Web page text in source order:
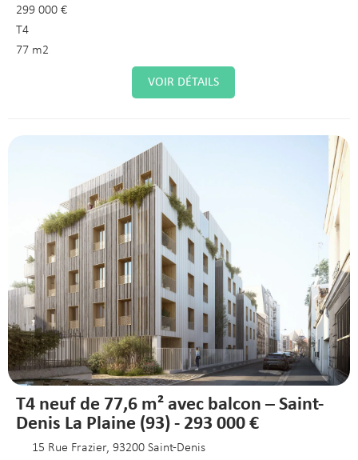
299 000 €
T4
77 m2
VOIR DÉTAILS
T4 neuf de 77,6 m² avec balcon – Saint-
Denis La Plaine (93) - 293 000 €
15 Rue Frazier, 93200 Saint-Denis